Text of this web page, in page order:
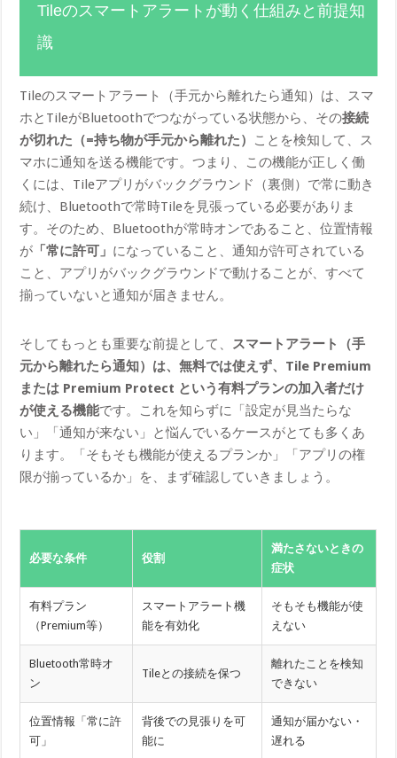
Tileのスマートアラートが動く仕組みと前提知
識
Tileのスマートアラート（手元から離れたら通知）は、スマ
ホとTileがBluetoothでつながっている状態から、その接続
が切れた（=持ち物が手元から離れた） ことを検知して、ス
マホに通知を送る機能です。つまり、この機能が正しく働
くには、Tileアプリがバックグラウンド（裏側）で常に動き
続け、Bluetoothで常時Tileを見張っている必要がありま
す。そのため、Bluetoothが常時オンであること、位置情報
が 「常に許可」 になっていること、通知が許可されている
こと、アプリがバックグラウンドで動けることが、すべて
揃っていないと通知が届きません。
そしてもっとも重要な前提として、 スマートアラート（手
元から離れたら通知）は、無料では使えず、Tile Premium
または Premium Protect という有料プランの加入者だけ
が使える機能です。これを知らずに「設定が見当たらな
い」「通知が来ない」と悩んでいるケースがとても多くあ
ります。「そもそも機能が使えるプランか」「アプリの権
限が揃っているか」を、まず確認していきましょう。
必要な条件 役割
満たさないときの
症状
有料プラン
（Premium等）
スマートアラート機
能を有効化
そもそも機能が使
えない
Bluetooth常時オ
ン
Tileとの接続を保つ
離れたことを検知
できない
位置情報「常に許
可」
背後での見張りを可
能に
通知が届かない・
遅れる